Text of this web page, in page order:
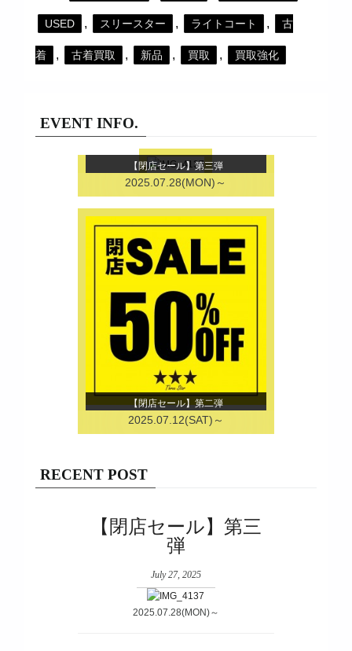
USED , スリースター , ライトコート , 古
着 , 古着買取 , 新品 , 買取 , 買取強化
EVENT INFO.
【閉店セール】第三弾
2025.07.28(MON)～
【閉店セール】第二弾
2025.07.12(SAT)～
RECENT POST
【閉店セール】第三
弾
July 27, 2025
2025.07.28(MON)～